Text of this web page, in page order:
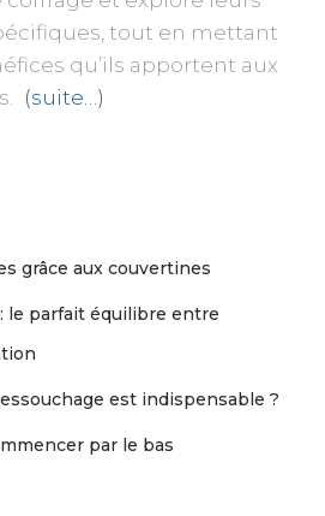
tout en mettant
qu’ils apportent aux
(suite…)
grâce aux couvertines
le parfait équilibre entre
est indispensable ?
par le bas